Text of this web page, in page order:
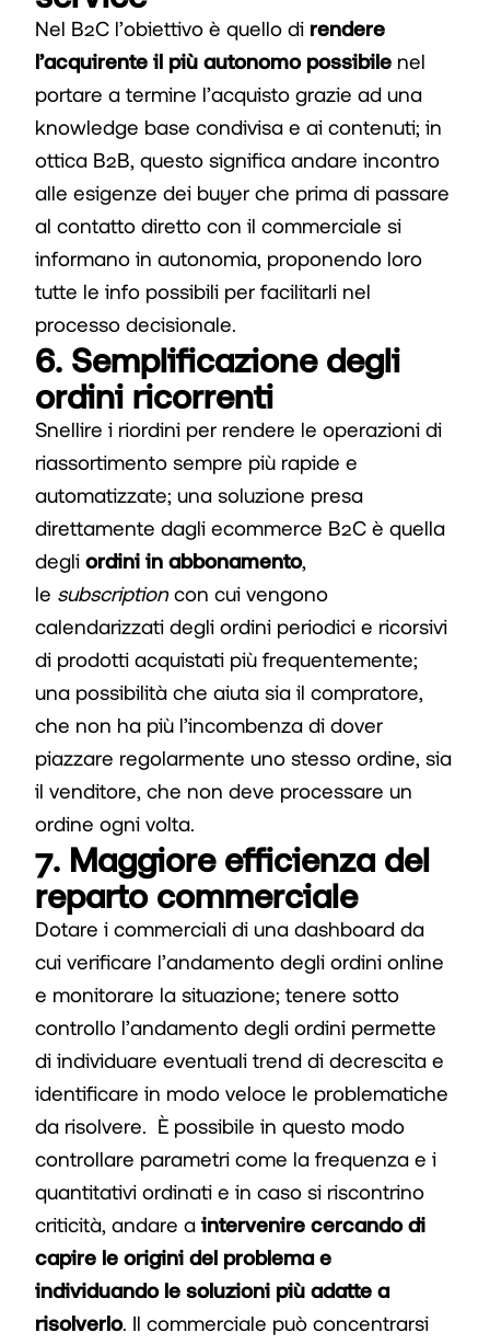
Nel B2C l’obiettivo è quello di rendere
l’acquirente il più autonomo possibile nel
portare a termine l’acquisto grazie ad una
knowledge base condivisa e ai contenuti; in
ottica B2B, questo significa andare incontro
alle esigenze dei buyer che prima di passare
al contatto diretto con il commerciale si
informano in autonomia, proponendo loro
tutte le info possibili per facilitarli nel
processo decisionale.
6. Semplificazione degli
ordini ricorrenti
Snellire i riordini per rendere le operazioni di
riassortimento sempre più rapide e
automatizzate; una soluzione presa
direttamente dagli ecommerce B2C è quella
degli ordini in abbonamento,
le subscription con cui vengono
calendarizzati degli ordini periodici e ricorsivi
di prodotti acquistati più frequentemente;
una possibilità che aiuta sia il compratore,
che non ha più l’incombenza di dover
piazzare regolarmente uno stesso ordine, sia
il venditore, che non deve processare un
ordine ogni volta.
7. Maggiore efficienza del
reparto commerciale
Dotare i commerciali di una dashboard da
cui verificare l’andamento degli ordini online
e monitorare la situazione; tenere sotto
controllo l’andamento degli ordini permette
di individuare eventuali trend di decrescita e
identificare in modo veloce le problematiche
da risolvere. È possibile in questo modo
controllare parametri come la frequenza e i
quantitativi ordinati e in caso si riscontrino
criticità, andare a intervenire cercando di
capire le origini del problema e
individuando le soluzioni più adatte a
risolverlo. Il commerciale può concentrarsi